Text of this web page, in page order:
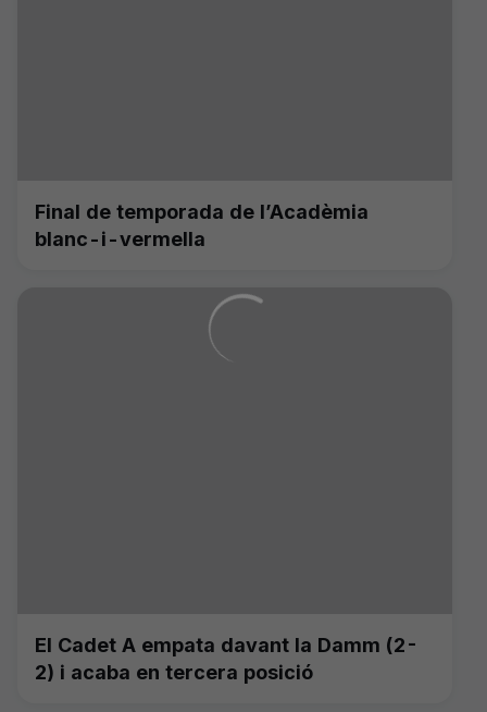
Final de temporada de l’Acadèmia
blanc-i-vermella
El Cadet A empata davant la Damm (2-
2) i acaba en tercera posició